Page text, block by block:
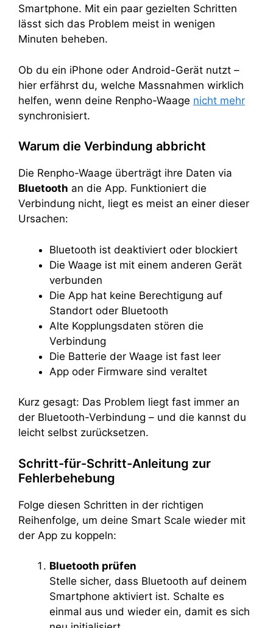
Smartphone. Mit ein paar gezielten Schritten
lässt sich das Problem meist in wenigen
Minuten beheben.
Ob du ein iPhone oder Android-Gerät nutzt –
hier erfährst du, welche Massnahmen wirklich
helfen, wenn deine Renpho-Waage nicht mehr
synchronisiert.
Warum die Verbindung abbricht
Die Renpho-Waage überträgt ihre Daten via
Bluetooth an die App. Funktioniert die
Verbindung nicht, liegt es meist an einer dieser
Ursachen:
Bluetooth ist deaktiviert oder blockiert
Die Waage ist mit einem anderen Gerät
verbunden
Die App hat keine Berechtigung auf
Standort oder Bluetooth
Alte Kopplungsdaten stören die
Verbindung
Die Batterie der Waage ist fast leer
App oder Firmware sind veraltet
Kurz gesagt: Das Problem liegt fast immer an
der Bluetooth-Verbindung – und die kannst du
leicht selbst zurücksetzen.
Schritt-für-Schritt-Anleitung zur
Fehlerbehebung
Folge diesen Schritten in der richtigen
Reihenfolge, um deine Smart Scale wieder mit
der App zu koppeln:
Bluetooth prüfen
Stelle sicher, dass Bluetooth auf deinem
Smartphone aktiviert ist. Schalte es
einmal aus und wieder ein, damit es sich